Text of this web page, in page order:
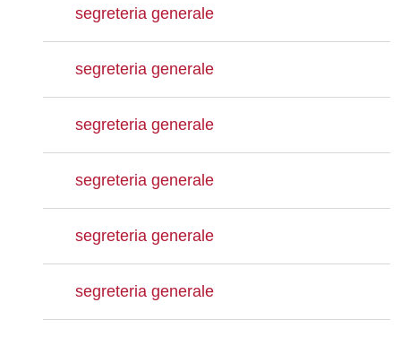
segreteria generale
segreteria generale
segreteria generale
segreteria generale
segreteria generale
segreteria generale